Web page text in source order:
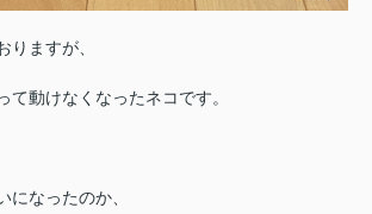
りますが、
て動けなくなったネコです。
になったのか、